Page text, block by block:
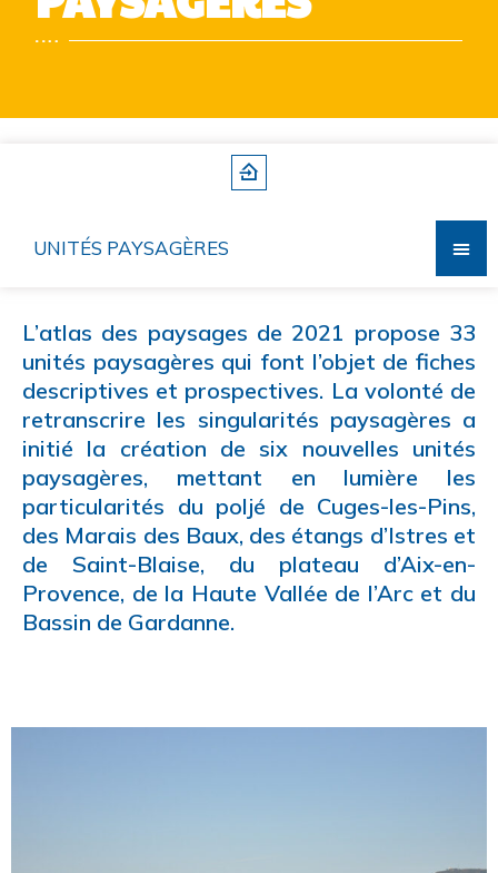
UNITÉS PAYSAGÈRES
L’atlas des paysages de 2021 propose 33
unités paysagères qui font l’objet de fiches
descriptives et prospectives. La volonté de
retranscrire les singularités paysagères a
initié la création de six nouvelles unités
paysagères, mettant en lumière les
particularités du poljé de Cuges-les-Pins,
des Marais des Baux, des étangs d’Istres et
de Saint-Blaise, du plateau d’Aix-en-
Provence, de la Haute Vallée de l’Arc et du
Bassin de Gardanne.